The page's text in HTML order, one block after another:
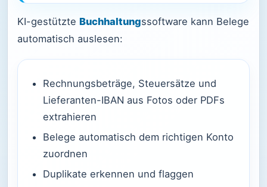
KI-gestützte Buchhaltungssoftware kann Belege
automatisch auslesen:
Rechnungsbeträge, Steuersätze und
Lieferanten-IBAN aus Fotos oder PDFs
extrahieren
Belege automatisch dem richtigen Konto
zuordnen
Duplikate erkennen und flaggen